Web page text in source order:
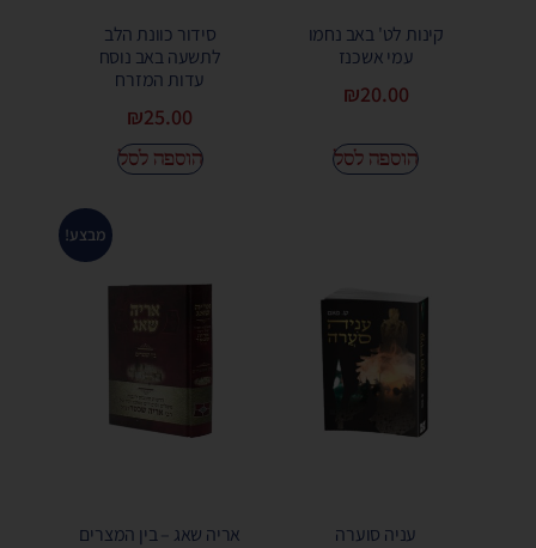
קינות לט' באב נחמו
עמי אשכנז
₪20.00
הוספה לסל
סידור כוונת הלב
לתשעה באב נוסח
עדות המזרח
₪25.00
הוספה לסל
עניה סוערה
מבצע!
אריה שאג – בין המצרים